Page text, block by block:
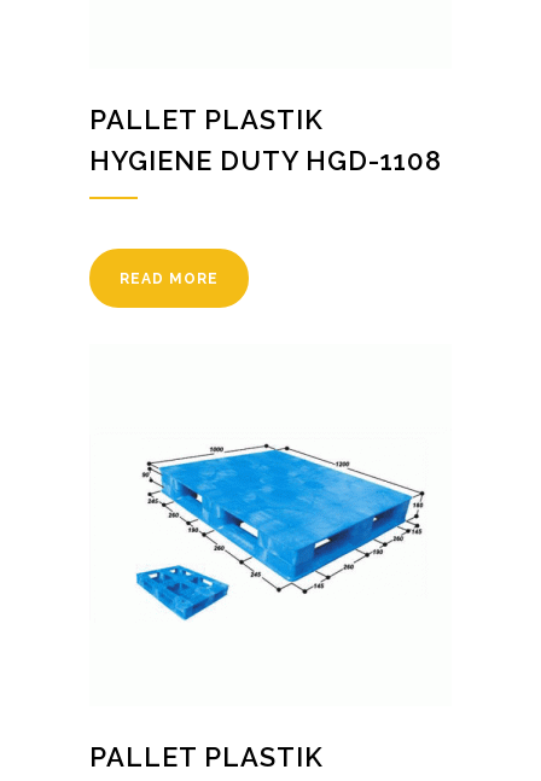
PALLET PLASTIK
HYGIENE DUTY HGD-1108
READ MORE
PALLET PLASTIK